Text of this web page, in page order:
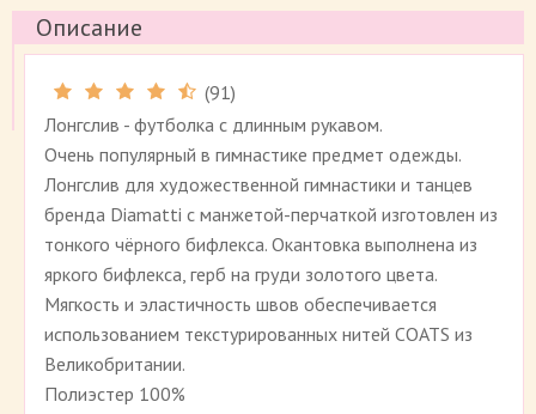
Описание
(91)
Лонгслив - футболка с длинным рукавом.
Очень популярный в гимнастике предмет одежды.
Лонгслив для художественной гимнастики и танцев
бренда Diamatti с манжетой-перчаткой изготовлен из
тонкого чёрного бифлекса. Окантовка выполнена из
яркого бифлекса, герб на груди золотого цвета.
Мягкость и эластичность швов обеспечивается
использованием текстурированных нитей COATS из
Великобритании.
Полиэстер 100%